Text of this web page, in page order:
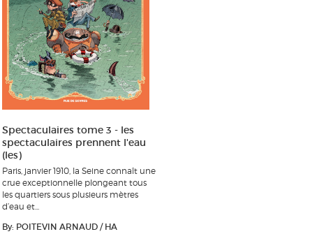
Spectaculaires tome 3 - les
spectaculaires prennent l'eau
(les)
Paris, janvier 1910, la Seine connaît une
crue exceptionnelle plongeant tous
les quartiers sous plusieurs mètres
d’eau et...
By: POITEVIN ARNAUD / HA